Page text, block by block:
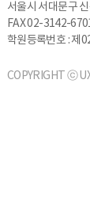
서울시 서대문구
FAX 02-3142-
학원등록번호 : 제
COPYRIGHT ⓒ